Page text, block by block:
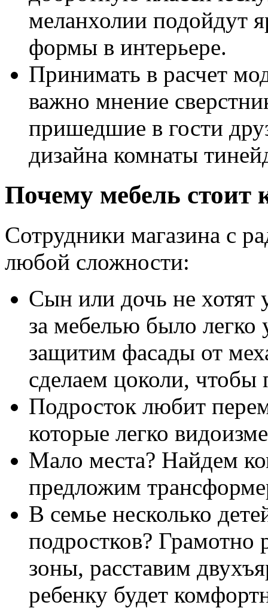
меланхолии подойдут
формы в интерьере.
Принимать в расчет
важно мнение
пришедшие в гости
дизайна комнаты
Почему мебель стоит
Сотрудники магазина с
любой сложности:
Сын или дочь не хотят
за мебелью было легко
защитим фасады от
сделаем цоколи, чтобы
Подросток любит
которые легко
Мало места? Найдем
предложим
В семье несколько
подростков? Грамотно
зоны, расставим
ребенку будет